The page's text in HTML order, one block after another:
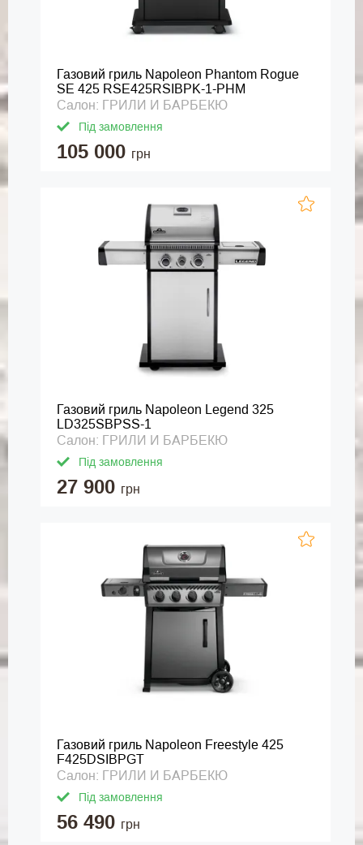
Газовий гриль Napoleon Phantom Rogue
SE 425 RSE425RSIBPK-1-PHM
Салон: ГРИЛИ И БАРБЕКЮ
Під замовлення
105 000 грн
Газовий гриль Napoleon Legend 325
LD325SBPSS-1
Салон: ГРИЛИ И БАРБЕКЮ
Під замовлення
27 900 грн
Газовий гриль Napoleon Freestyle 425
F425DSIBPGT
Салон: ГРИЛИ И БАРБЕКЮ
Під замовлення
56 490 грн